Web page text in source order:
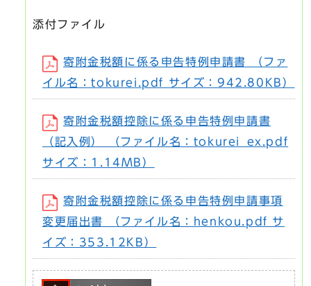
添付ファイル
寄附金税額に係る申告特例申請書 （ファ
イル名：tokurei.pdf サイズ：942.80KB）
寄附金税額控除に係る申告特例申請書
（記入例） （ファイル名：tokurei_ex.pdf
サイズ：1.14MB）
寄附金税額控除に係る申告特例申請事項
変更届出書 （ファイル名：henkou.pdf サ
イズ：353.12KB）